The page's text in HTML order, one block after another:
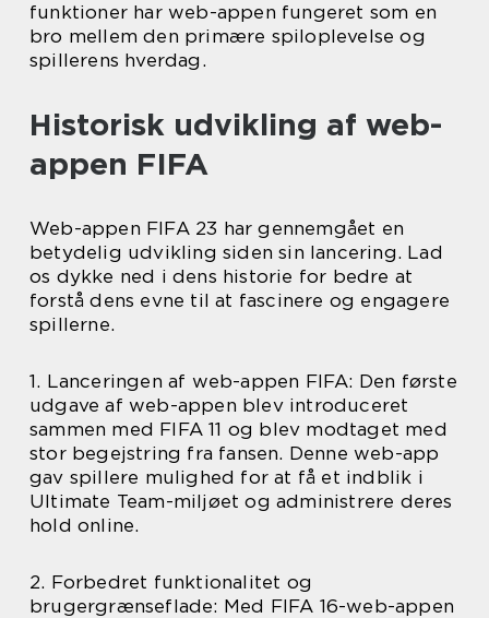
funktioner har web-appen fungeret som en
bro mellem den primære spiloplevelse og
spillerens hverdag.
Historisk udvikling af web-
appen FIFA
Web-appen FIFA 23 har gennemgået en
betydelig udvikling siden sin lancering. Lad
os dykke ned i dens historie for bedre at
forstå dens evne til at fascinere og engagere
spillerne.
1. Lanceringen af web-appen FIFA: Den første
udgave af web-appen blev introduceret
sammen med FIFA 11 og blev modtaget med
stor begejstring fra fansen. Denne web-app
gav spillere mulighed for at få et indblik i
Ultimate Team-miljøet og administrere deres
hold online.
2. Forbedret funktionalitet og
brugergrænseflade: Med FIFA 16-web-appen